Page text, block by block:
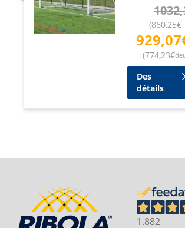
(860,25€
929,07
(774,23€
Des
détails
1.882